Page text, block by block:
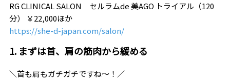
RG CLINICAL SALON セルラムde 美AGO トライアル（120
分） ￥22,000ほか
https://she-d-japan.com/salon/
1. まずは首、肩の筋肉から緩める
＼首も肩もガチガチですね～！／